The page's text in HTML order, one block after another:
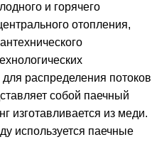
и горячего
отопления,
распределения потоков
собой паечный
изготавливается из меди.
используется паечные